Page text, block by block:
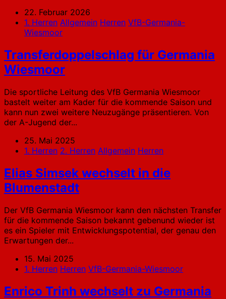
22. Februar 2026
1. Herren Allgemein Herren VfB-Germania-
Wiesmoor
Transferdoppelschlag für Germania
Wiesmoor
Die sportliche Leitung des VfB Germania Wiesmoor
bastelt weiter am Kader für die kommende Saison und
kann nun zwei weitere Neuzugänge präsentieren. Von
der A-Jugend der...
25. Mai 2025
1. Herren 2. Herren Allgemein Herren
Elias Simsek wechselt in die
Blumenstadt
Der VfB Germania Wiesmoor kann den nächsten Transfer
für die kommende Saison bekannt gebenund wieder ist
es ein Spieler mit Entwicklungspotential, der genau den
Erwartungen der...
15. Mai 2025
1. Herren Herren VfB-Germania-Wiesmoor
Enrico Trinh wechselt zu Germania